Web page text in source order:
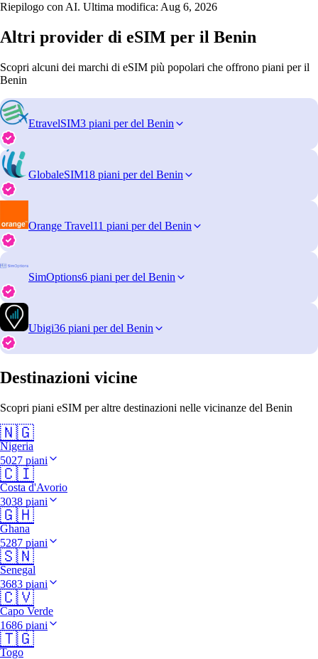
Riepilogo con AI. Ultima modifica: Aug 6, 2026
Altri provider di eSIM per il Benin
Scopri alcuni dei marchi di eSIM più popolari che offrono piani per il
Benin
EtravelSIM3 piani per del Benin
GlobaleSIM18 piani per del Benin
Orange Travel11 piani per del Benin
SimOptions6 piani per del Benin
Ubigi36 piani per del Benin
Destinazioni vicine
Scopri piani eSIM per altre destinazioni nelle vicinanze del Benin
🇳🇬
Nigeria
5027 piani
🇨🇮
Costa d'Avorio
3038 piani
🇬🇭
Ghana
5287 piani
🇸🇳
Senegal
3683 piani
🇨🇻
Capo Verde
1686 piani
🇹🇬
Togo